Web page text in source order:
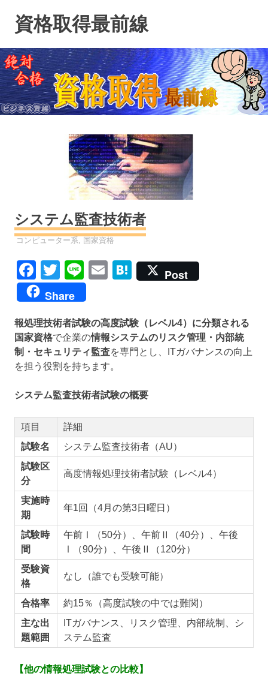
ン
ツ
へ
ス
キ
資格取得最前線
システム監査技術者
資格
コンピューター系 国家資格
Facebook
Twitter
LineEmailHatena
Post
Share
報処理技術者試験の高度試験（レベル4）に分類される
国家資格で企業の情報システムのリスク管理・内部統
制・セキュリティ監査を専門とし、ITガバナンスの向上
を担う役割を持ちます。
システム監査技術者試験の概要
項目
詳細
試験名
システム監査技術者（AU）
試験区
分
高度情報処理技術者試験（レベル4）
実施時
期
年1回（4月の第3日曜日）
試験時
間
午前Ⅰ（50分）、午前Ⅱ（40分）、午後
Ⅰ（90分）、午後Ⅱ（120分）
受験資
格
なし（誰でも受験可能）
合格率
約15％（高度試験の中では難関）
主な出
題範囲
ITガバナンス、リスク管理、内部統制、シ
ステム監査
【他の情報処理試験との比較】